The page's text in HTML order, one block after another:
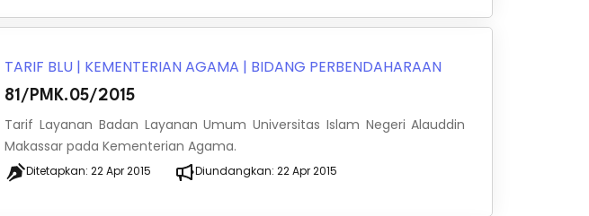
TARIF BLU | KEMENTERIAN AGAMA | BIDANG PERBENDAHARAAN
81/PMK.05/2015
Tarif Layanan Badan Layanan Umum Universitas Islam Negeri Alauddin
Makassar pada Kementerian Agama.
Ditetapkan:22 Apr 2015 Diundangkan:22 Apr 2015